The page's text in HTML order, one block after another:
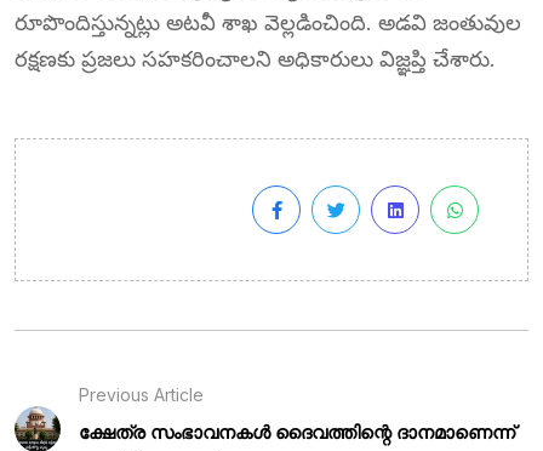
రూపొందిస్తున్నట్లు అటవీ శాఖ వెల్లడించింది. అడవి జంతువుల
రక్షణకు ప్రజలు సహకరించాలని అధికారులు విజ్ఞప్తి చేశారు.
Previous Article
ക്ഷേത്ര സംഭാവനകൾ ദൈവത്തിന്റെ ദാനമാണെന്ന്